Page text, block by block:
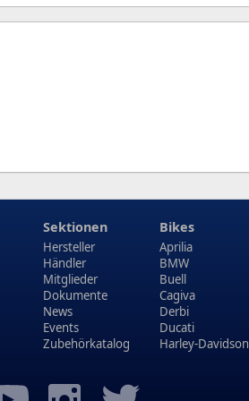
Sektionen
Hersteller
Händler
Mitglieder
Dokumente
News
Events
Zubehörkatalog
Bikes
Aprilia
BMW
Buell
Cagiva
Derbi
Ducati
Harley-Davidson